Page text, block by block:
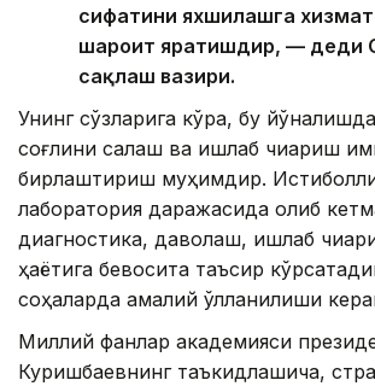
сифатини яхшилашга
шароит яратишдир, — деди
сақлаш вазири.
Унинг сўзларига кўра, бу
соғлиқни сақлаш ва ишлаб чиқариш
бирлаштириш муҳимдир.
лаборатория даражасида қолиб
диагностика, даволаш, ишлаб
ҳаётига бевосита таъсир
соҳаларда амалий қўлланилиши
Миллий фанлар академияси
Куришбаевнинг таъкидлашича,